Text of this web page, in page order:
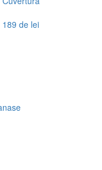
189 de lei